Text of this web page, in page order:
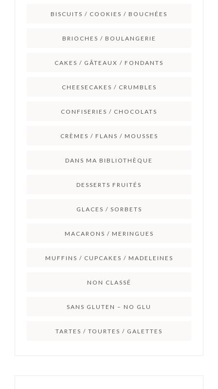
BISCUITS / COOKIES / BOUCHÉES
BRIOCHES / BOULANGERIE
CAKES / GÂTEAUX / FONDANTS
CHEESECAKES / CRUMBLES
CONFISERIES / CHOCOLATS
CRÈMES / FLANS / MOUSSES
DANS MA BIBLIOTHÈQUE
DESSERTS FRUITÉS
GLACES / SORBETS
MACARONS / MERINGUES
MUFFINS / CUPCAKES / MADELEINES
NON CLASSÉ
SANS GLUTEN – NO GLU
TARTES / TOURTES / GALETTES